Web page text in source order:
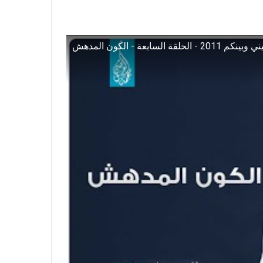
2011 - الحلقة السابعة - الكون المدهش